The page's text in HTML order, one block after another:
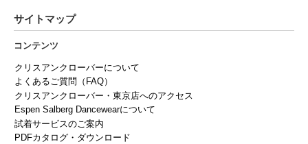
サイトマップ
コンテンツ
クリスアンクローバーについて
よくあるご質問（FAQ）
クリスアンクローバー・東京店へのアクセス
Espen Salberg Dancewearについて
試着サービスのご案内
PDFカタログ・ダウンロード